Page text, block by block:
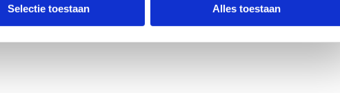
Selectie toestaan Alles toestaan